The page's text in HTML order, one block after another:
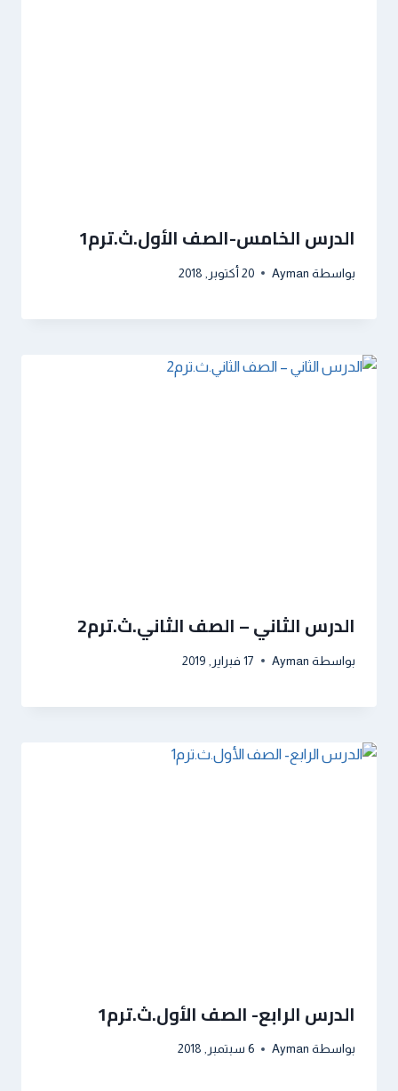
الدرس الخامس-الصف الأول.ث.ترم1
بواسطة Ayman 20 أكتوبر, 2018
الدرس الثاني – الصف الثاني.ث.ترم2
بواسطة Ayman 17 فبراير, 2019
الدرس الرابع- الصف الأول.ث.ترم1
بواسطة Ayman 6 سبتمبر, 2018